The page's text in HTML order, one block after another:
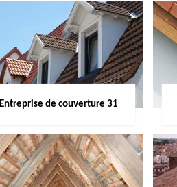
Entreprise de couverture 31